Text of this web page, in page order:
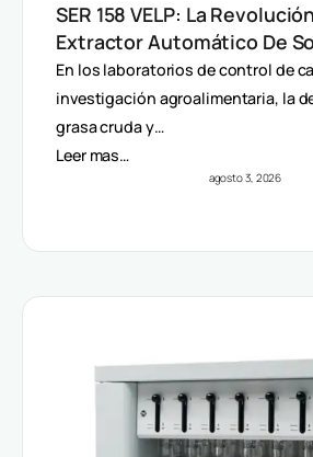
SER 158 VELP: La
Extractor Automático De
Método Randall
En los laboratorios de control de
investigación agroalimentaria, la
grasa cruda y…
Leer mas…
agosto 3, 2026